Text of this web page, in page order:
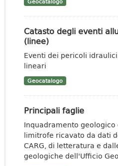
Catasto degli eventi
(linee)
Eventi dei pericoli
lineari
Geocatalogo
Principali faglie
Inquadramento
limitrofe ricavato da dati
CARG, di letteratura e
geologiche dell'Ufficio